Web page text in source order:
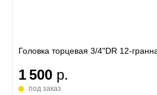
Головка торцевая 3/4"DR 12-
1 500 р.
под заказ